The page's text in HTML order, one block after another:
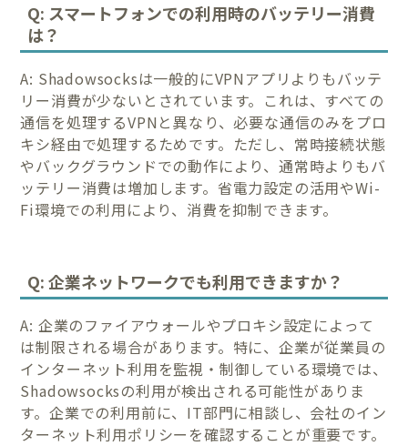
Q: スマートフォンでの利用時のバッテリー消費
は？
A: Shadowsocksは一般的にVPNアプリよりもバッテ
リー消費が少ないとされています。これは、すべての
通信を処理するVPNと異なり、必要な通信のみをプロ
キシ経由で処理するためです。ただし、常時接続状態
やバックグラウンドでの動作により、通常時よりもバ
ッテリー消費は増加します。省電力設定の活用やWi-
Fi環境での利用により、消費を抑制できます。
Q: 企業ネットワークでも利用できますか？
A: 企業のファイアウォールやプロキシ設定によって
は制限される場合があります。特に、企業が従業員の
インターネット利用を監視・制御している環境では、
Shadowsocksの利用が検出される可能性がありま
す。企業での利用前に、IT部門に相談し、会社のイン
ターネット利用ポリシーを確認することが重要です。